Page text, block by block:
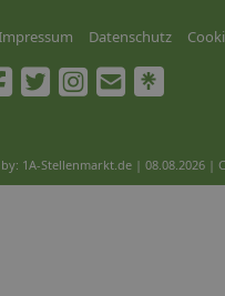
Datenschutz
1A-Stellenmarkt.de | 08.08.2026 |